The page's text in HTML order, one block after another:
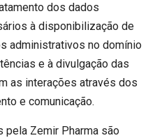
dos dados
à disponibilização de
administrativos no domínio
e à divulgação das
as interações através dos
e comunicação.
Zemir Pharma são